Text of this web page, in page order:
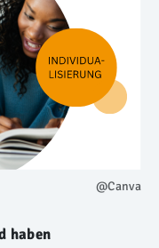
@Canva
haben